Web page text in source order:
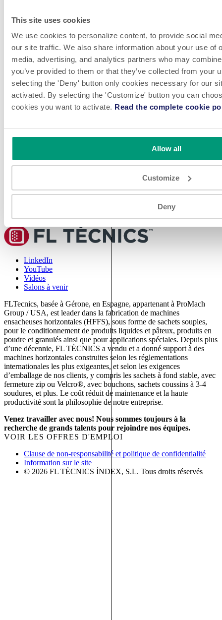
This site uses cookies
We use cookies to personalize content, to provide social
our site traffic. We also share information about your use of
media, advertising, and analytics partners who may
you’ve provided to them or that they’ve collected from your
selecting the 'Deny' button only cookies necessary for our
activated. By selecting the 'Customize' button you can
cookies you want to activate. Read the complete cookie
Allow all
Customize
Deny
VOIR
FL 1.7 M6 Duplex Rollstock HFFS
Powders, Pellets & Mini-tablets in 4-
FLtècnics machine model FL 1.7 M6 FLT2 is a versatile rollstock
solution for packaging pharmaceutical powder, pellets, and mini-
tablets into 23 flat sachet formats. This machine produces up to 120
sachets per minute with premium dosing accuracy, efficiency and
quality, all while complying the stringent regulations of the
LinkedIn
YouTube
Vidéos
Salons à venir
FLTecnics, basée à Gérone, en Espagne, appartenant à ProMach
Group / USA, est leader dans la fabrication de machines
ensacheuses horizontales (HFFS), sous forme de sachets souples,
pour le conditionnement de produits liquides et pâteux, produits en
poudre et granulés ainsi que pour applications spéciales. Depuis plus
d’une décennie, FL TÈCNICS a vendu et a donné support à des
machines horizontales construites selon les réglementations
internationales les plus exigeantes, et selon les exigences
d’emballage de nos clients, y compris les sachets à fond stable, avec
fermeture zip ou Velcro®, avec bouchons, sachets coussins à 3-4
soudures, et plus. Le coût réduit de maintenance et la haute
productivité sont la philosophie de notre entreprise.
Venez travailler avec nous! Nous sommes toujours à la
recherche de grands talents pour rejoindre nos équipes.
VOIR LES OFFRES D'EMPLOI
Clause de non-responsabilité et politique de confidentialité
Information sur le site
© 2026 FL TÈCNICS ÍNDEX, S.L. Tous droits réservés